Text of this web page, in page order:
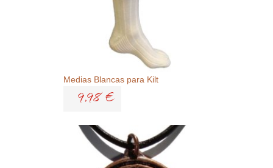
Medias Blancas para Kilt
9,98 €